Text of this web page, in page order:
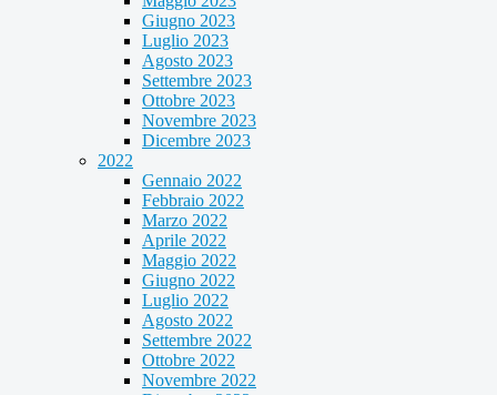
Giugno 2023
Luglio 2023
Agosto 2023
Settembre 2023
Ottobre 2023
Novembre 2023
Dicembre 2023
2022
Gennaio 2022
Febbraio 2022
Marzo 2022
Aprile 2022
Maggio 2022
Giugno 2022
Luglio 2022
Agosto 2022
Settembre 2022
Ottobre 2022
Novembre 2022